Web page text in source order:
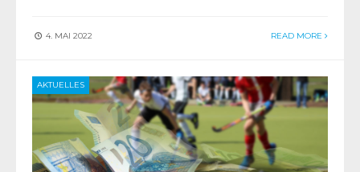
4. MAI 2022 READ MORE
AKTUELLES